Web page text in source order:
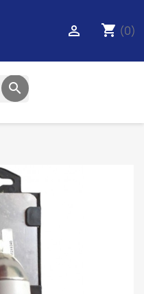
shopping_cart (0)

